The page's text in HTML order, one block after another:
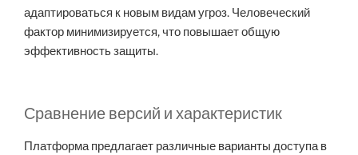
адаптироваться к новым видам угроз. Человеческий
фактор минимизируется, что повышает общую
эффективность защиты.
Сравнение версий и характеристик
Платформа предлагает различные варианты доступа в